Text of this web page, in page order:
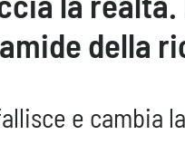
della
e cambia